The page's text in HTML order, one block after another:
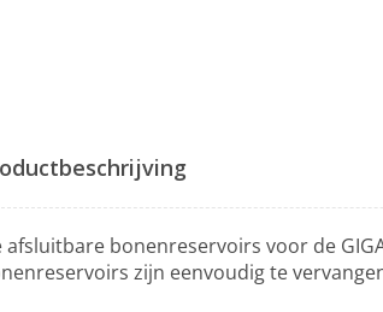
afsluitbare bonenreservoirs voor de
zijn eenvoudig te